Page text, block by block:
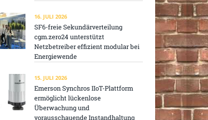
16. JULI 2026
SF6-freie Sekundärverteilung
cgm.zero24 unterstützt
Netzbetreiber effizient modular bei
Energiewende
15. JULI 2026
Emerson Synchros IIoT-Plattform
ermöglicht lückenlose
Überwachung und
vorausschauende Instandhaltung